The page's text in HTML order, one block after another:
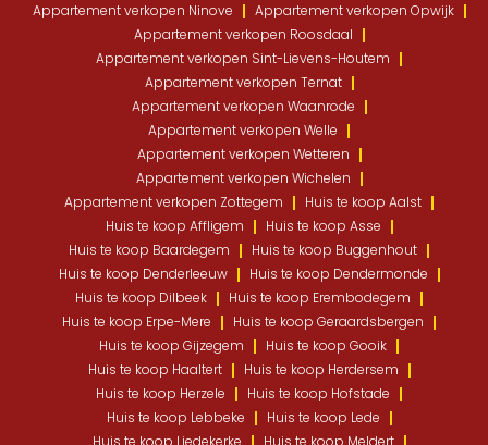
Appartement verkopen Ninove
Appartement verkopen Opwijk
Appartement verkopen Roosdaal
Appartement verkopen Sint-Lievens-Houtem
Appartement verkopen Ternat
Appartement verkopen Waanrode
Appartement verkopen Welle
Appartement verkopen Wetteren
Appartement verkopen Wichelen
Appartement verkopen Zottegem
Huis te koop Aalst
Huis te koop Affligem
Huis te koop Asse
Huis te koop Baardegem
Huis te koop Buggenhout
Huis te koop Denderleeuw
Huis te koop Dendermonde
Huis te koop Dilbeek
Huis te koop Erembodegem
Huis te koop Erpe-Mere
Huis te koop Geraardsbergen
Huis te koop Gijzegem
Huis te koop Gooik
Huis te koop Haaltert
Huis te koop Herdersem
Huis te koop Herzele
Huis te koop Hofstade
Huis te koop Lebbeke
Huis te koop Lede